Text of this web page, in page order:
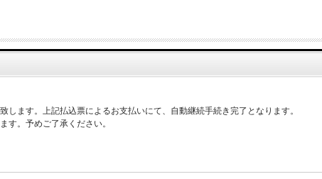
めご了承くださいませ。
します。上記払込票によるお支払いにて、自動継続手続き完了となります。
す。予めご了承ください。